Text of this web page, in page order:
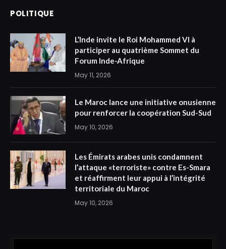
POLITIQUE
L’Inde invite le Roi Mohammed VI à
participer au quatrième Sommet du
Forum Inde-Afrique
May 11, 2026
Le Maroc lance une initiative onusienne
pour renforcer la coopération Sud-Sud
May 10, 2026
Les Émirats arabes unis condamnent
l’attaque «terroriste» contre Es-Smara
et réaffirment leur appui à l’intégrité
territoriale du Maroc
May 10, 2026